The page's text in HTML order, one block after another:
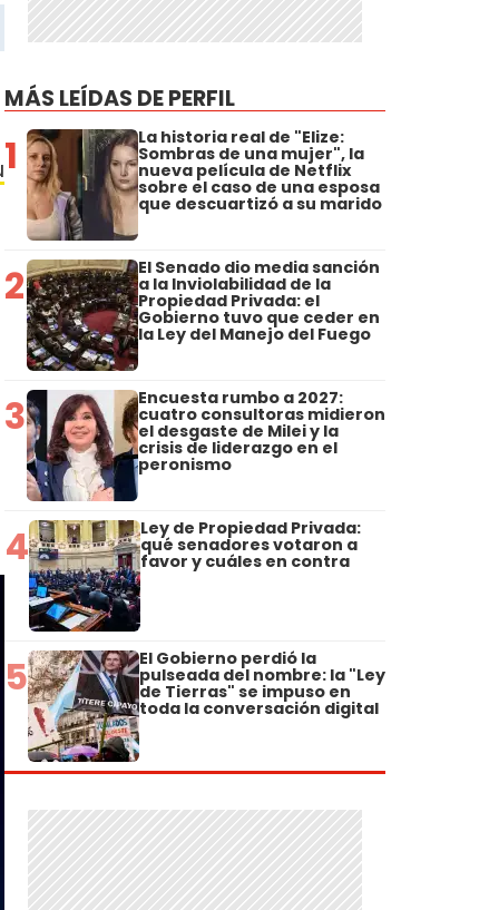
MÁS LEÍDAS DE PERFIL
1 La historia real de "Elize:
Sombras de una mujer", la
nueva película de Netflix
sobre el caso de una esposa
que descuartizó a su marido
2 El Senado dio media sanción
a la Inviolabilidad de la
Propiedad Privada: el
Gobierno tuvo que ceder en
la Ley del Manejo del Fuego
3 Encuesta rumbo a 2027:
cuatro consultoras midieron
el desgaste de Milei y la
crisis de liderazgo en el
peronismo
4 Ley de Propiedad Privada:
qué senadores votaron a
favor y cuáles en contra
5 El Gobierno perdió la
pulseada del nombre: la "Ley
de Tierras" se impuso en
toda la conversación digital